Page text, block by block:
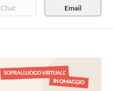
Chat Email